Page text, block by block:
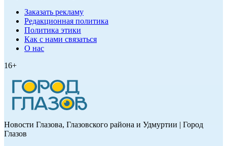
Заказать рекламу
Редакционная политика
Политика этики
Как с нами связаться
О нас
16+
Новости Глазова, Глазовского района и Удмуртии | Город
Глазов